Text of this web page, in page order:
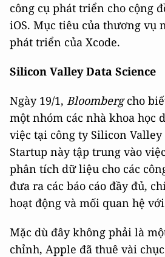
công cụ phát triển cho cộng
iOS. Mục tiêu của thương vụ
phát triển của Xcode.
Silicon Valley Data Science
Ngày 19/1, Bloombergcho
một nhóm các nhà khoa học
việc tại công ty Silicon Valley
Startup này tập trung vào
phân tích dữ liệu cho các
đưa ra các báo cáo đầy đủ,
hoạt động và mối quan hệ
Mặc dù đây không phải là
chỉnh, Apple đã thuê vài